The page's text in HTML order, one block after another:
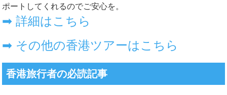
ポートしてくれるのでご安心を。
➡ 詳細はこちら
➡ その他の香港ツアーはこちら
香港旅行者の必読記事